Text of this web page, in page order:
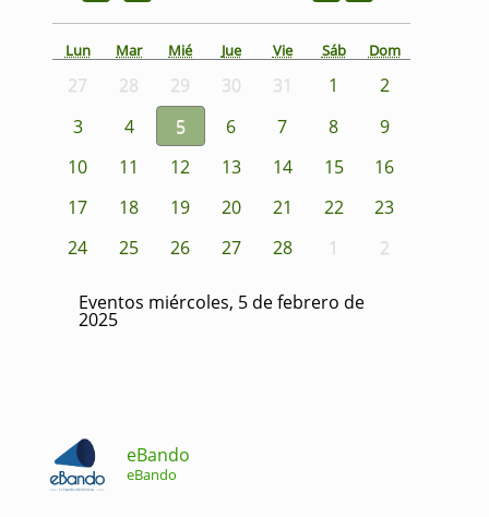
Lun Mar Mié Jue Vie Sáb Dom
27 28 29 30 31 1
2
3
4 5 6 7 8
9
10
11 12 13 14 15
16
17
18 19 20 21 22
23
24
25 26 27 28 1 2
Eventos miércoles, 5 de febrero de
2025
eBando
eBando